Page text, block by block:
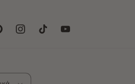
InstagramTikTok YouTube